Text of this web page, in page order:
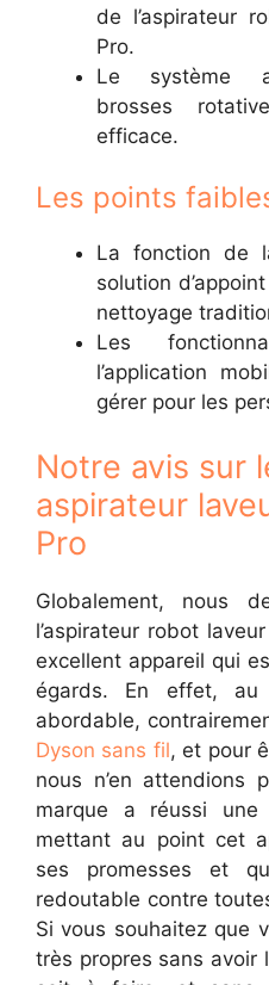
de l’aspirateur
Pro.
Le système
brosses
efficace.
Les points
La fonction de
solution
nettoyage
Les
l’application
gérer pour les
Notre avis sur
aspirateur
Pro
Globalement, nous
l’aspirateur robot
excellent appareil qui
égards. En effet,
abordable,
Dyson sans fil, et pour
nous n’en attendions
marque a réussi une
mettant au point cet
ses promesses et
redoutable contre
Si vous souhaitez que
très propres sans avoir